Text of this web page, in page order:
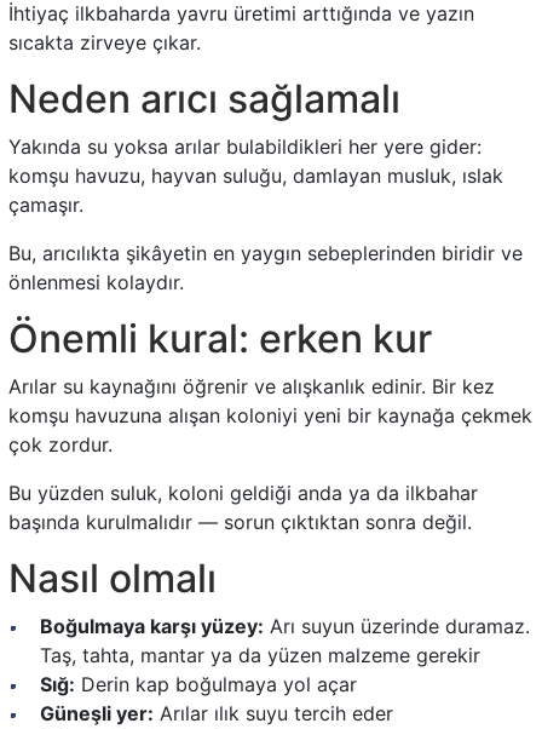
İhtiyaç ilkbaharda yavru üretimi arttığında ve yazın
sıcakta zirveye çıkar.
Neden arıcı sağlamalı
Yakında su yoksa arılar bulabildikleri her yere gider:
komşu havuzu, hayvan suluğu, damlayan musluk, ıslak
çamaşır.
Bu, arıcılıkta şikâyetin en yaygın sebeplerinden biridir ve
önlenmesi kolaydır.
Önemli kural: erken kur
Arılar su kaynağını öğrenir ve alışkanlık edinir. Bir kez
komşu havuzuna alışan koloniyi yeni bir kaynağa çekmek
çok zordur.
Bu yüzden suluk, koloni geldiği anda ya da ilkbahar
başında kurulmalıdır — sorun çıktıktan sonra değil.
Nasıl olmalı
Boğulmaya karşı yüzey: Arı suyun üzerinde duramaz.
Taş, tahta, mantar ya da yüzen malzeme gerekir
Sığ: Derin kap boğulmaya yol açar
Güneşli yer: Arılar ılık suyu tercih eder